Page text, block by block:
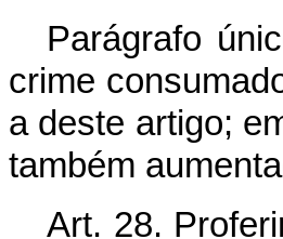
Parágrafo
crime
a deste artigo;
também
Art. 28.